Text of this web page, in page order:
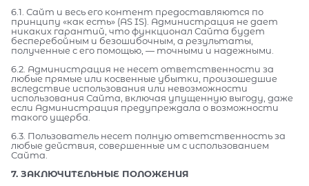
6.1. Сайт и весь его контент предоставляются по
принципу «как есть» (AS IS). Администрация не дает
никаких гарантий, что функционал Сайта будет
бесперебойным и безошибочным, а результаты,
полученные с его помощью, — точными и надежными.
6.2. Администрация не несет ответственности за
любые прямые или косвенные убытки, произошедшие
вследствие использования или невозможности
использования Сайта, включая упущенную выгоду, даже
если Администрация предупреждала о возможности
такого ущерба.
6.3. Пользователь несет полную ответственность за
любые действия, совершенные им с использованием
Сайта.
7. ЗАКЛЮЧИТЕЛЬНЫЕ ПОЛОЖЕНИЯ